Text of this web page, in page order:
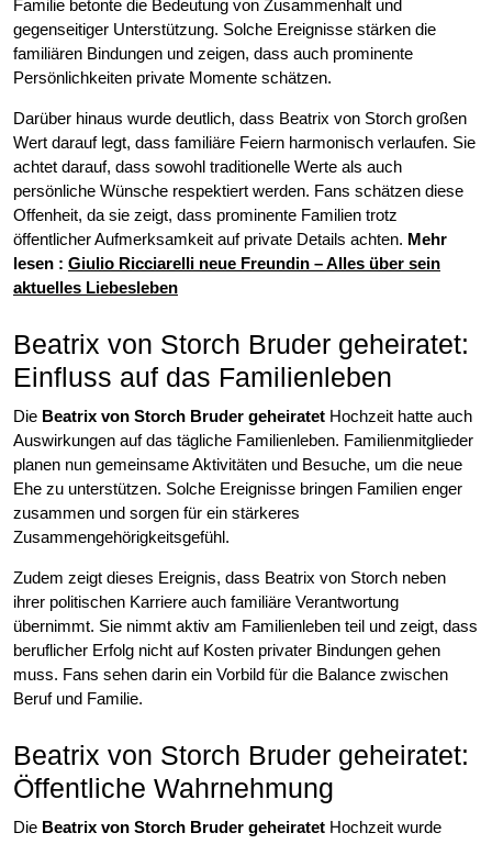
Familie betonte die Bedeutung von Zusammenhalt und
gegenseitiger Unterstützung. Solche Ereignisse stärken die
familiären Bindungen und zeigen, dass auch prominente
Persönlichkeiten private Momente schätzen.
Darüber hinaus wurde deutlich, dass Beatrix von Storch großen
Wert darauf legt, dass familiäre Feiern harmonisch verlaufen. Sie
achtet darauf, dass sowohl traditionelle Werte als auch
persönliche Wünsche respektiert werden. Fans schätzen diese
Offenheit, da sie zeigt, dass prominente Familien trotz
öffentlicher Aufmerksamkeit auf private Details achten. Mehr
lesen : Giulio Ricciarelli neue Freundin – Alles über sein
aktuelles Liebesleben
Beatrix von Storch Bruder geheiratet:
Einfluss auf das Familienleben
Die Beatrix von Storch Bruder geheiratet Hochzeit hatte auch
Auswirkungen auf das tägliche Familienleben. Familienmitglieder
planen nun gemeinsame Aktivitäten und Besuche, um die neue
Ehe zu unterstützen. Solche Ereignisse bringen Familien enger
zusammen und sorgen für ein stärkeres
Zusammengehörigkeitsgefühl.
Zudem zeigt dieses Ereignis, dass Beatrix von Storch neben
ihrer politischen Karriere auch familiäre Verantwortung
übernimmt. Sie nimmt aktiv am Familienleben teil und zeigt, dass
beruflicher Erfolg nicht auf Kosten privater Bindungen gehen
muss. Fans sehen darin ein Vorbild für die Balance zwischen
Beruf und Familie.
Beatrix von Storch Bruder geheiratet:
Öffentliche Wahrnehmung
Die Beatrix von Storch Bruder geheiratet Hochzeit wurde